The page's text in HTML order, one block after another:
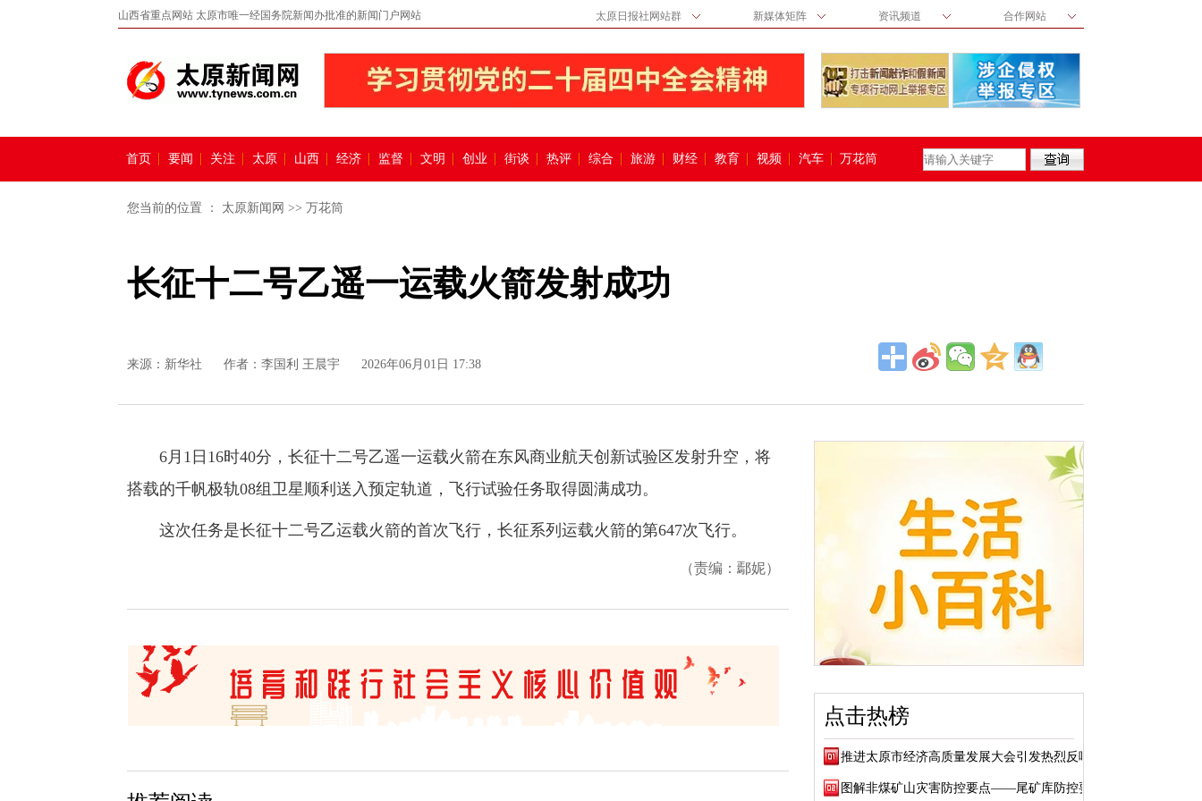
山西省重点网站 太原市唯一经国务院新闻办批准的新闻门户网站 太原日报社网站群 新媒体矩阵 资讯频道 合作网站
首页 要闻 关注 太原 山西 经济 监督 文明 创业 街谈 热评 综合 旅游 财经 教育 视频 汽车 万花筒
您当前的位置 ： 太原新闻网 >> 万花筒
长征十二号乙遥一运载火箭发射成功
来源： 新华社 作者：李国利 王晨宇 2026年06月01日 17:38
6月1日16时40分，长征十二号乙遥一运载火箭在东风商业航天创新试验区发射升空，将
搭载的千帆极轨08组卫星顺利送入预定轨道，飞行试验任务取得圆满成功。
这次任务是长征十二号乙运载火箭的首次飞行，长征系列运载火箭的第647次飞行。
（责编：鄢妮）
点击热榜
推进太原市经济高质量发展大会引发热烈反响
图解非煤矿山灾害防控要点——尾矿库防控要点